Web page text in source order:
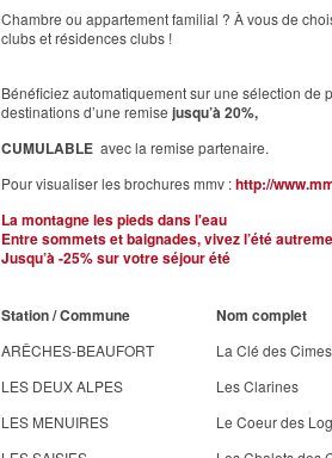
Chambre ou appartement familial ? À vous de
clubs et résidences clubs !
Bénéficiez automatiquement sur une sélection de
destinations d’une remise jusqu’à 20%,
CUMULABLE avec la remise partenaire.
Pour visualiser les brochures mmv :http://
La montagne les pieds dans l'eau
Entre sommets et baignades, vivez l’été
Jusqu’à -25% sur votre séjour été
Station / Commune Nom complet
ARÊCHES-BEAUFORT
La Clé des Cimes
LES DEUX ALPES
Les Clarines
LES MENUIRES
Le Coeur des